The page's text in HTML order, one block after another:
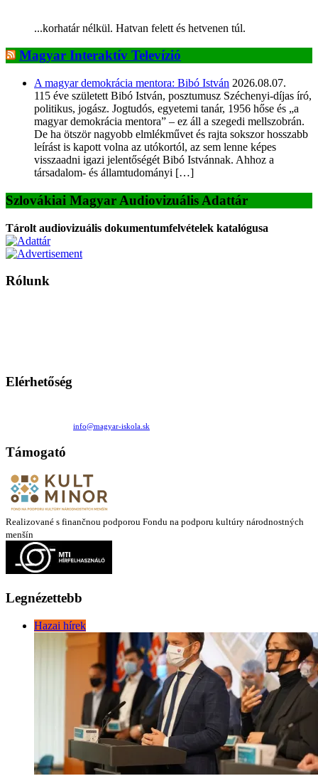
...korhatár nélkül. Hatvan felett és hetvenen túl.
Magyar Interaktív Televízió
A magyar demokrácia mentora: Bibó István 2026.08.07.
115 éve született Bibó István, posztumusz Széchenyi-díjas író,
politikus, jogász. Jogtudós, egyetemi tanár, 1956 hőse és „a
magyar demokrácia mentora” – ez áll a szegedi mellszobrán.
De ha ötször nagyobb elmlékművet és rajta sokszor hosszabb
leírást is kapott volna az utókortól, az sem lenne képes
visszaadni igazi jelentőségét Bibó Istvánnak. Ahhoz a
társadalom- és államtudományi […]
Szlovákiai Magyar Audiovizuális Adattár
Tárolt audiovizuális dokumentumfelvételek katalógusa
Rólunk
Elérhetőség
info@magyar-iskola.sk
Támogató
Realizované s finančnou podporou Fondu na podporu kultúry národnostných
menšín
Legnézettebb
Hazai hírek